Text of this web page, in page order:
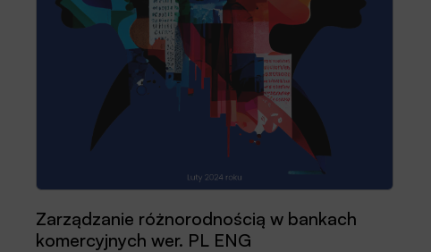
Zarządzanie różnorodnością w bankach
komercyjnych wer. PL ENG
Przewodnik dobrych praktyk 2025